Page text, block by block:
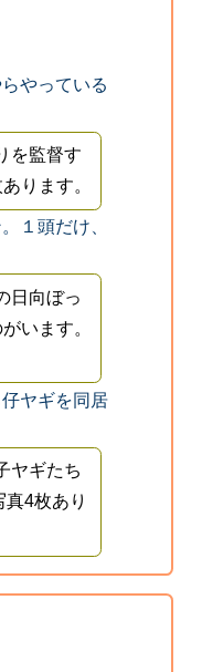
やっている
を監督す
ります。
１頭だけ、
日向ぼっ
います。
ヤギを同居
ヤギたち
4枚あり